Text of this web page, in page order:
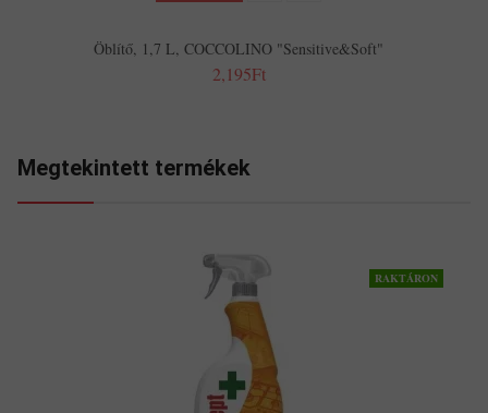
Öblítő, 1,7 L, COCCOLINO "Sensitive&Soft"
2,195Ft
Megtekintett termékek
RAKTÁRON